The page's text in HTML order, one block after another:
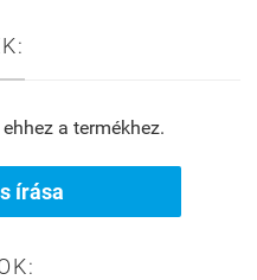
a termékhez.
írása